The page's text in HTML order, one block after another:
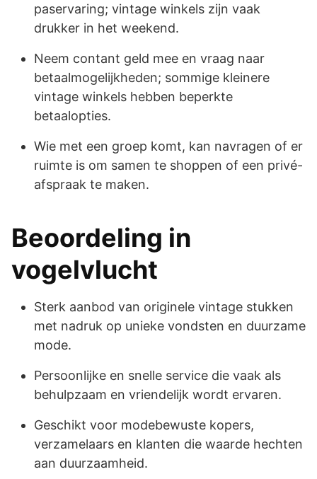
paservaring; vintage winkels zijn vaak
drukker in het weekend.
Neem contant geld mee en vraag naar
betaalmogelijkheden; sommige kleinere
vintage winkels hebben beperkte
betaalopties.
Wie met een groep komt, kan navragen of er
ruimte is om samen te shoppen of een privé-
afspraak te maken.
Beoordeling in
vogelvlucht
Sterk aanbod van originele vintage stukken
met nadruk op unieke vondsten en duurzame
mode.
Persoonlijke en snelle service die vaak als
behulpzaam en vriendelijk wordt ervaren.
Geschikt voor modebewuste kopers,
verzamelaars en klanten die waarde hechten
aan duurzaamheid.